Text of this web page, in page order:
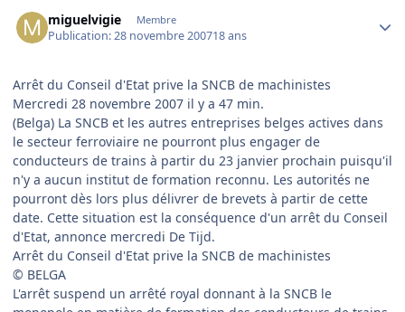
miguelvigie Membre
Publication:28 novembre 200718 ans
Arrêt du Conseil d'Etat prive la SNCB de machinistes
Mercredi 28 novembre 2007 il y a 47 min.
(Belga) La SNCB et les autres entreprises belges actives dans
le secteur ferroviaire ne pourront plus engager de
conducteurs de trains à partir du 23 janvier prochain puisqu'il
n'y a aucun institut de formation reconnu. Les autorités ne
pourront dès lors plus délivrer de brevets à partir de cette
date. Cette situation est la conséquence d'un arrêt du Conseil
d'Etat, annonce mercredi De Tijd.
Arrêt du Conseil d'Etat prive la SNCB de machinistes
© BELGA
L'arrêt suspend un arrêté royal donnant à la SNCB le